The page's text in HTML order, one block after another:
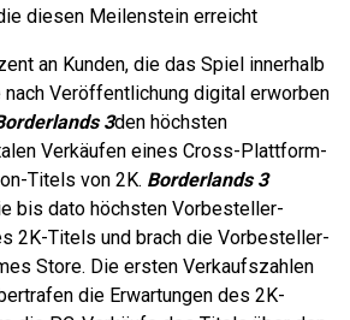
diesen Meilenstein erreicht
an Kunden, die das Spiel innerhalb
Veröffentlichung digital erworben
3den höchsten
Verkäufen eines Cross-Plattform-
Titels von 2K. Borderlands 3
bis dato höchsten Vorbesteller-
2K-Titels und brach die Vorbesteller-
Store. Die ersten Verkaufszahlen
die Erwartungen des 2K-